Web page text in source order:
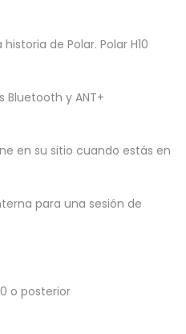
de Polar. Polar H10
Bluetooth y ANT+
en su sitio cuando estás en
para una sesión de
o posterior